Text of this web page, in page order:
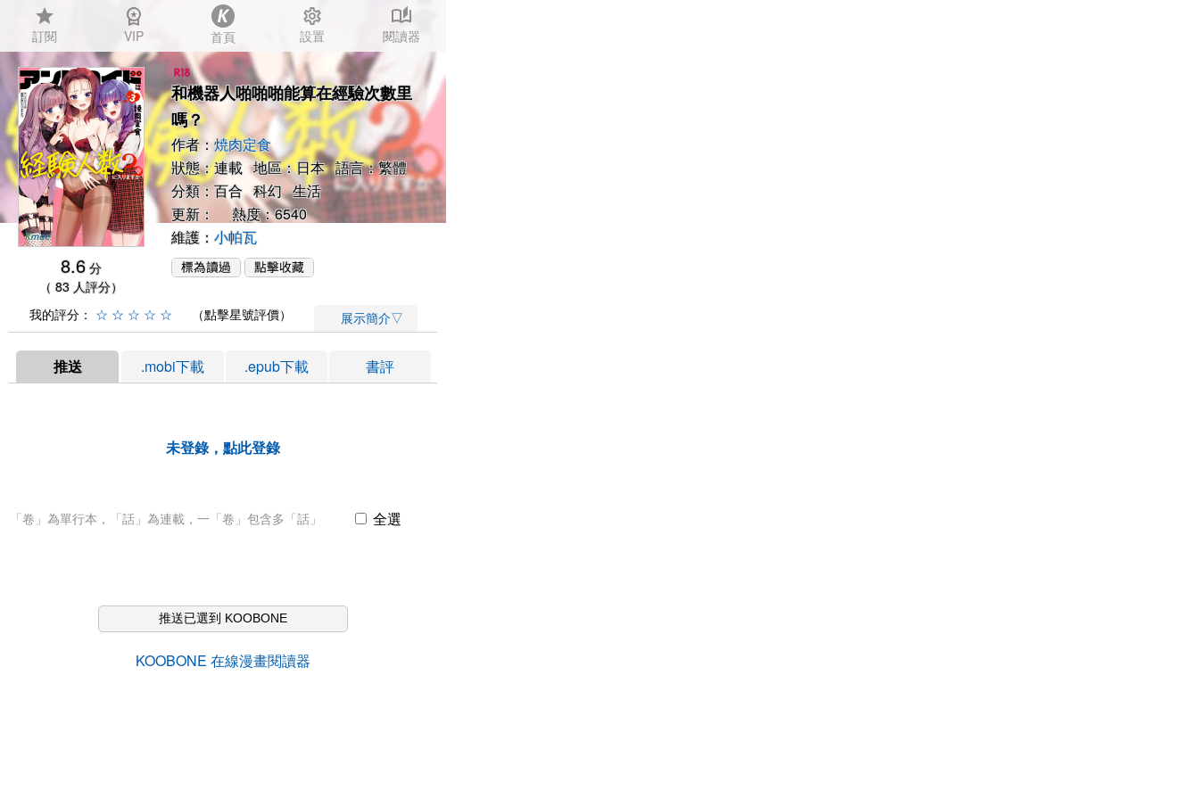
star
訂閱
workspace_premium
VIP 首頁
settings
設置
auto_stories
閱讀器
8.6 分
（ 83 人評分）
和機器人啪啪啪能算在經驗次數里
嗎？
作者：焼肉定食
狀態：連載 地區：日本 語言：繁體
分類：百合 科幻 生活
更新： 熱度：6540
維護： 小帕瓦
我的評分： ☆ ☆ ☆ ☆ ☆ （點擊星號評價） 展示簡介▽
推送 .mobi下載 .epub下載 書評
未登錄，點此登錄
「卷」為單行本，「話」為連載，一「卷」包含多「話」 全選
推送已選到 KOOBONE
KOOBONE 在線漫畫閱讀器